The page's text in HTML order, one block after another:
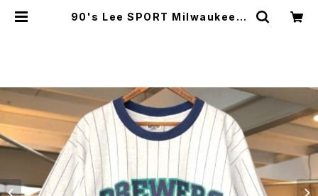
90's Lee SPORT Milwaukee B